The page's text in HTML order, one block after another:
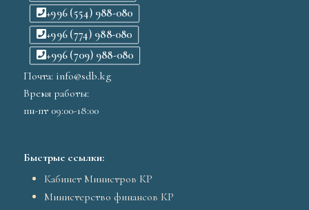
+996 (554) 988-080
+996 (774) 988-080
+996 (709) 988-080
Почта: info@sdb.kg
Время работы:
пн-пт 09:00-18:00
Быстрые ссылки:
Кабинет Министров КР
Министерство финансов КР